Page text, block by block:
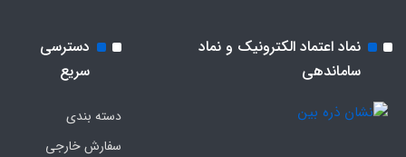
نماد اعتماد الکترونیک و نماد
ساماندهی
دسترسی
سریع
دسته بندی
سفارش خارجی